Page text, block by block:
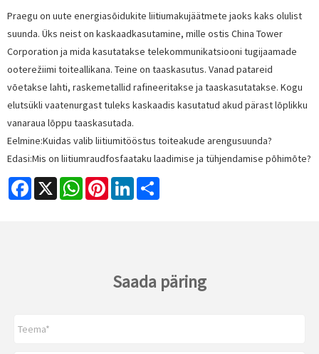
Praegu on uute energiasõidukite liitiumakujäätmete jaoks kaks olulist
suunda. Üks neist on kaskaadkasutamine, mille ostis China Tower
Corporation ja mida kasutatakse telekommunikatsiooni tugijaamade
ooterežiimi toiteallikana. Teine on taaskasutus. Vanad patareid
võetakse lahti, raskemetallid rafineeritakse ja taaskasutatakse. Kogu
elutsükli vaatenurgast tuleks kaskaadis kasutatud akud pärast lõplikku
vanaraua lõppu taaskasutada.
Eelmine:Kuidas valib liitiumitööstus toiteakude arengusuunda?
Edasi:Mis on liitiumraudfosfaataku laadimise ja tühjendamise põhimõte?
Facebook
X WhatsAppPinterestLinkedIn
Saada päring